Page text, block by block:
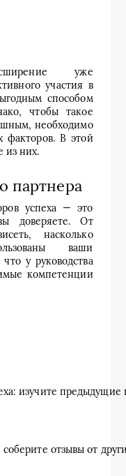
уже
участия в
способом
чтобы такое
необходимо
факторов. В этой
из них.
партнера
успеха — это
доверяете. От
насколько
ваши
у руководства
компетенции
изучите
отзывы от